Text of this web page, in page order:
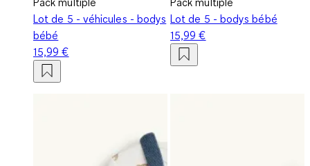
Lot de 5 - véhicules - bodys
bébé
15,99 €
Lot de 5 - bodys bébé
15,99 €